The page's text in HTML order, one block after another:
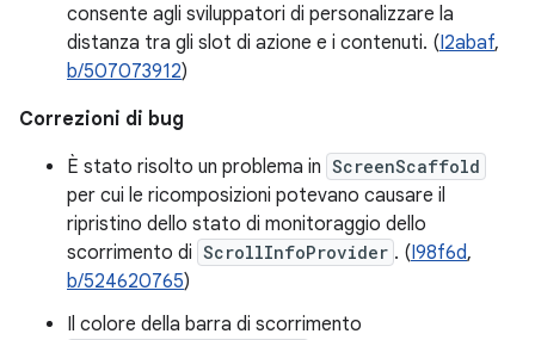
consente agli sviluppatori di personalizzare la
distanza tra gli slot di azione e i contenuti. (I2abaf,
b/507073912)
Correzioni di bug
È stato risolto un problema in ScreenScaffold
per cui le ricomposizioni potevano causare il
ripristino dello stato di monitoraggio dello
scorrimento di ScrollInfoProvider . (I98f6d,
b/524620765)
Il colore della barra di scorrimento